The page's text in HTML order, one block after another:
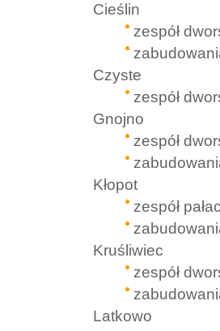
Cieślin
zespół
Czyste
zespół
Gnojno
zespół
Kłopot
zespół
Kruśliwiec
zespół
Latkowo